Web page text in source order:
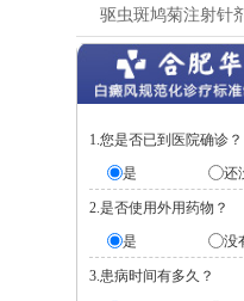
驱虫斑鸠菊注射针
1.您是否已到医院确诊？
是
还
2.是否使用外用药物？
是
没
3.患病时间有多久？